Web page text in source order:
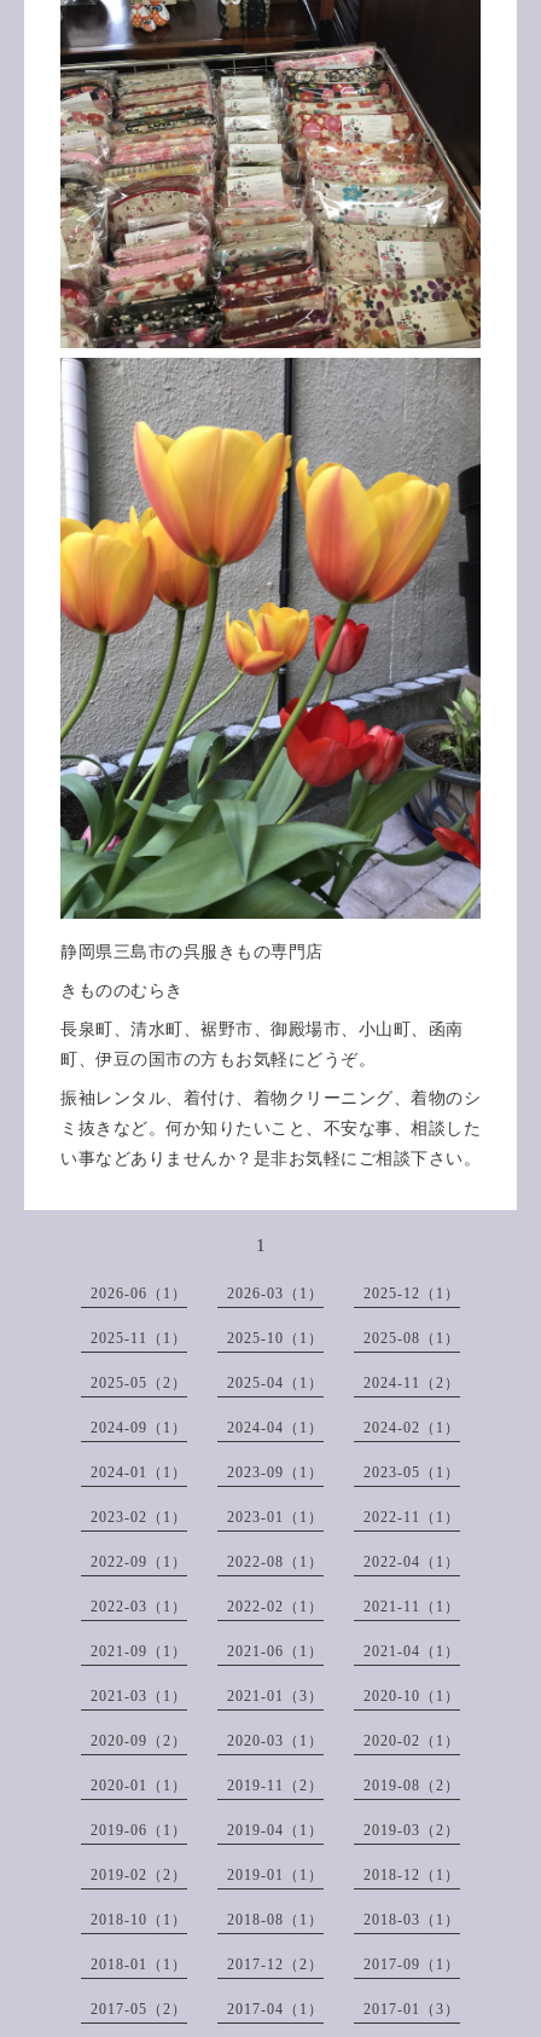
静岡県三島市の呉服きもの専門店
きもののむらき
長泉町、清水町、裾野市、御殿場市、小山町、函南
町、伊豆の国市の方もお気軽にどうぞ。
振袖レンタル、着付け、着物クリーニング、着物のシ
ミ抜きなど。何か知りたいこと、不安な事、相談した
い事などありませんか？是非お気軽にご相談下さい。
1
2026-06（1） 2026-03（1） 2025-12（1）
2025-11（1） 2025-10（1） 2025-08（1）
2025-05（2） 2025-04（1） 2024-11（2）
2024-09（1） 2024-04（1） 2024-02（1）
2024-01（1） 2023-09（1） 2023-05（1）
2023-02（1） 2023-01（1） 2022-11（1）
2022-09（1） 2022-08（1） 2022-04（1）
2022-03（1） 2022-02（1） 2021-11（1）
2021-09（1） 2021-06（1） 2021-04（1）
2021-03（1） 2021-01（3） 2020-10（1）
2020-09（2） 2020-03（1） 2020-02（1）
2020-01（1） 2019-11（2） 2019-08（2）
2019-06（1） 2019-04（1） 2019-03（2）
2019-02（2） 2019-01（1） 2018-12（1）
2018-10（1） 2018-08（1） 2018-03（1）
2018-01（1） 2017-12（2） 2017-09（1）
2017-05（2） 2017-04（1） 2017-01（3）